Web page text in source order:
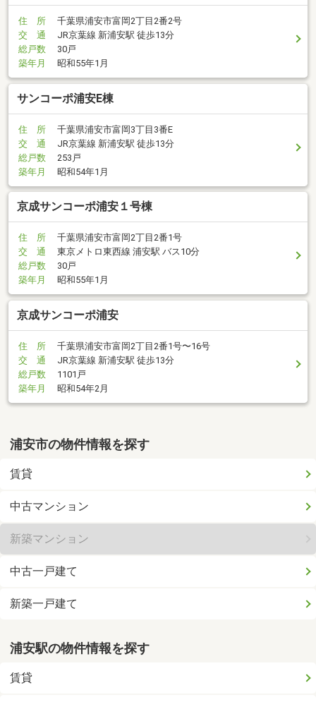
住 所
千葉県浦安市富岡2丁目2番2号
交 通
JR京葉線 新浦安駅 徒歩13分
総戸数
30戸
築年月
昭和55年1月
サンコーポ浦安E棟
住 所
千葉県浦安市富岡3丁目3番E
交 通
JR京葉線 新浦安駅 徒歩13分
総戸数
253戸
築年月
昭和54年1月
京成サンコーポ浦安１号棟
住 所
千葉県浦安市富岡2丁目2番1号
交 通
東京メトロ東西線 浦安駅 バス10分
総戸数
30戸
築年月
昭和55年1月
京成サンコーポ浦安
住 所
千葉県浦安市富岡2丁目2番1号〜16号
交 通
JR京葉線 新浦安駅 徒歩13分
総戸数
1101戸
築年月
昭和54年2月
浦安市の物件情報を探す
賃貸
中古マンション
新築マンション
中古一戸建て
新築一戸建て
浦安駅の物件情報を探す
賃貸